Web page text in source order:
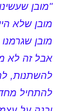
"מובן
מובן שלא
מובן
אבל זה לא
להשתנות,
להתחיל